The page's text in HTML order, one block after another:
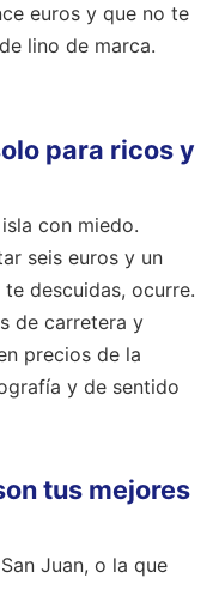
euros y que no te
lino de marca.
para ricos y
con miedo.
seis euros y un
descuidas, ocurre.
de carretera y
precios de la
y de sentido
tus mejores
Juan, o la que